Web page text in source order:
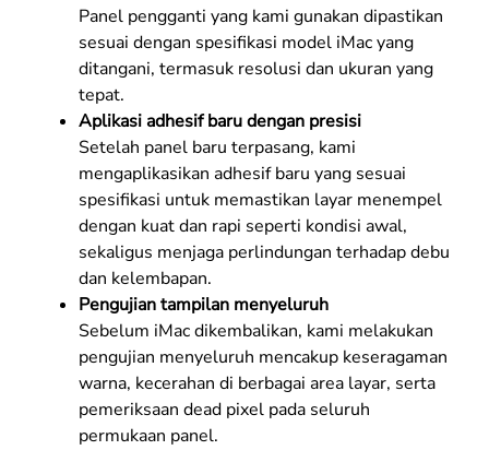
Panel pengganti yang kami gunakan dipastikan
sesuai dengan spesifikasi model iMac yang
ditangani, termasuk resolusi dan ukuran yang
tepat.
Aplikasi adhesif baru dengan presisi
Setelah panel baru terpasang, kami
mengaplikasikan adhesif baru yang sesuai
spesifikasi untuk memastikan layar menempel
dengan kuat dan rapi seperti kondisi awal,
sekaligus menjaga perlindungan terhadap debu
dan kelembapan.
Pengujian tampilan menyeluruh
Sebelum iMac dikembalikan, kami melakukan
pengujian menyeluruh mencakup keseragaman
warna, kecerahan di berbagai area layar, serta
pemeriksaan dead pixel pada seluruh
permukaan panel.